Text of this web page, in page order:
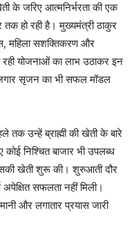
के जरिए आत्मनिर्भरता की एक
हो रही है। मुख्यमंत्री ठाकुर
महिला सशक्तिकरण और
योजनाओं का लाभ उठाकर इन
सृजन का भी सफल मॉडल
तक उन्हें ब्राह्मी की खेती के बारे
निश्चित बाजार भी उपलब्ध
खेती शुरू की। शुरुआती दौर
सफलता नहीं मिली।
और लगातार प्रयास जारी